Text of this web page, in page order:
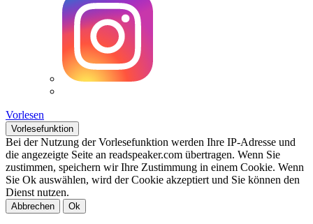
Vorlesen
Vorlesefunktion
Bei der Nutzung der Vorlesefunktion werden Ihre IP-Adresse und
die angezeigte Seite an readspeaker.com übertragen. Wenn Sie
zustimmen, speichern wir Ihre Zustimmung in einem Cookie. Wenn
Sie Ok auswählen, wird der Cookie akzeptiert und Sie können den
Dienst nutzen.
Abbrechen Ok